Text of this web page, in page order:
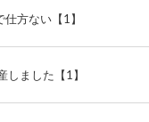
方ない【1】
しました【1】